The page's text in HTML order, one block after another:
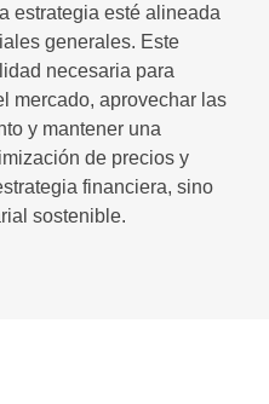
estrategia esté alineada
generales. Este
necesaria para
mercado, aprovechar las
y mantener una
de precios y
financiera, sino
sostenible.